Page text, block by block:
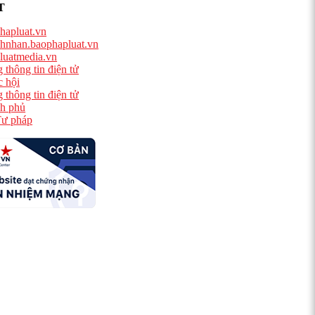
thông tin điện tử
hội
thông tin điện tử
phủ
pháp